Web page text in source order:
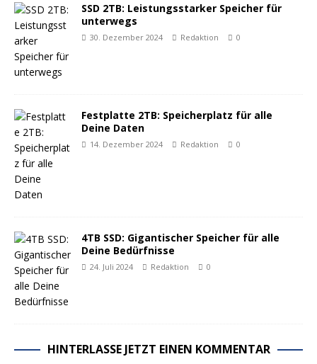
SSD 2TB: Leistungsstarker Speicher für
unterwegs
30. Dezember 2024 Redaktion 0
Festplatte 2TB: Speicherplatz für alle
Deine Daten
14. Dezember 2024 Redaktion 0
4TB SSD: Gigantischer Speicher für alle
Deine Bedürfnisse
24. Juli 2024 Redaktion 0
HINTERLASSE JETZT EINEN KOMMENTAR